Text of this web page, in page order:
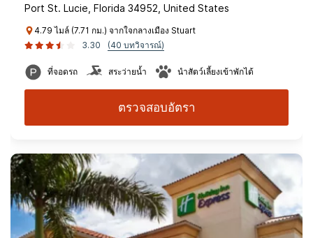
Port St. Lucie, Florida 34952, United States
4.79 ไมล์ (7.71 กม.) จากใจกลางเมือง Stuart
3.30
(40 บทวิจารณ์)
ที่จอดรถ สระว่ายน้ำ นำสัตว์เลี้ยงเข้าพักได้
ตรวจสอบอัตรา